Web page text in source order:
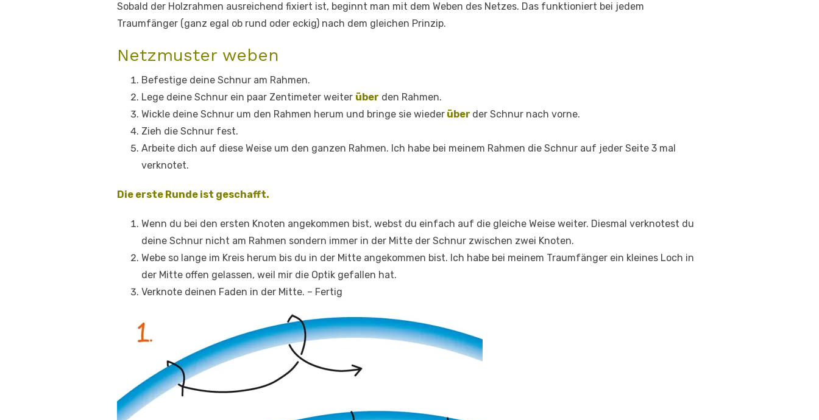
Sobald der Holzrahmen ausreichend fixiert ist, beginnt man mit dem Weben des Netzes. Das funktioniert bei jedem
Traumfänger (ganz egal ob rund oder eckig) nach dem gleichen Prinzip.
Netzmuster weben
Befestige deine Schnur am Rahmen.
Lege deine Schnur ein paar Zentimeter weiter über den Rahmen.
Wickle deine Schnur um den Rahmen herum und bringe sie wieder über der Schnur nach vorne.
Zieh die Schnur fest.
Arbeite dich auf diese Weise um den ganzen Rahmen. Ich habe bei meinem Rahmen die Schnur auf jeder Seite 3 mal
verknotet.
Die erste Runde ist geschafft.
Wenn du bei den ersten Knoten angekommen bist, webst du einfach auf die gleiche Weise weiter. Diesmal verknotest du
deine Schnur nicht am Rahmen sondern immer in der Mitte der Schnur zwischen zwei Knoten.
Webe so lange im Kreis herum bis du in der Mitte angekommen bist. Ich habe bei meinem Traumfänger ein kleines Loch in
der Mitte offen gelassen, weil mir die Optik gefallen hat.
Verknote deinen Faden in der Mitte. – Fertig